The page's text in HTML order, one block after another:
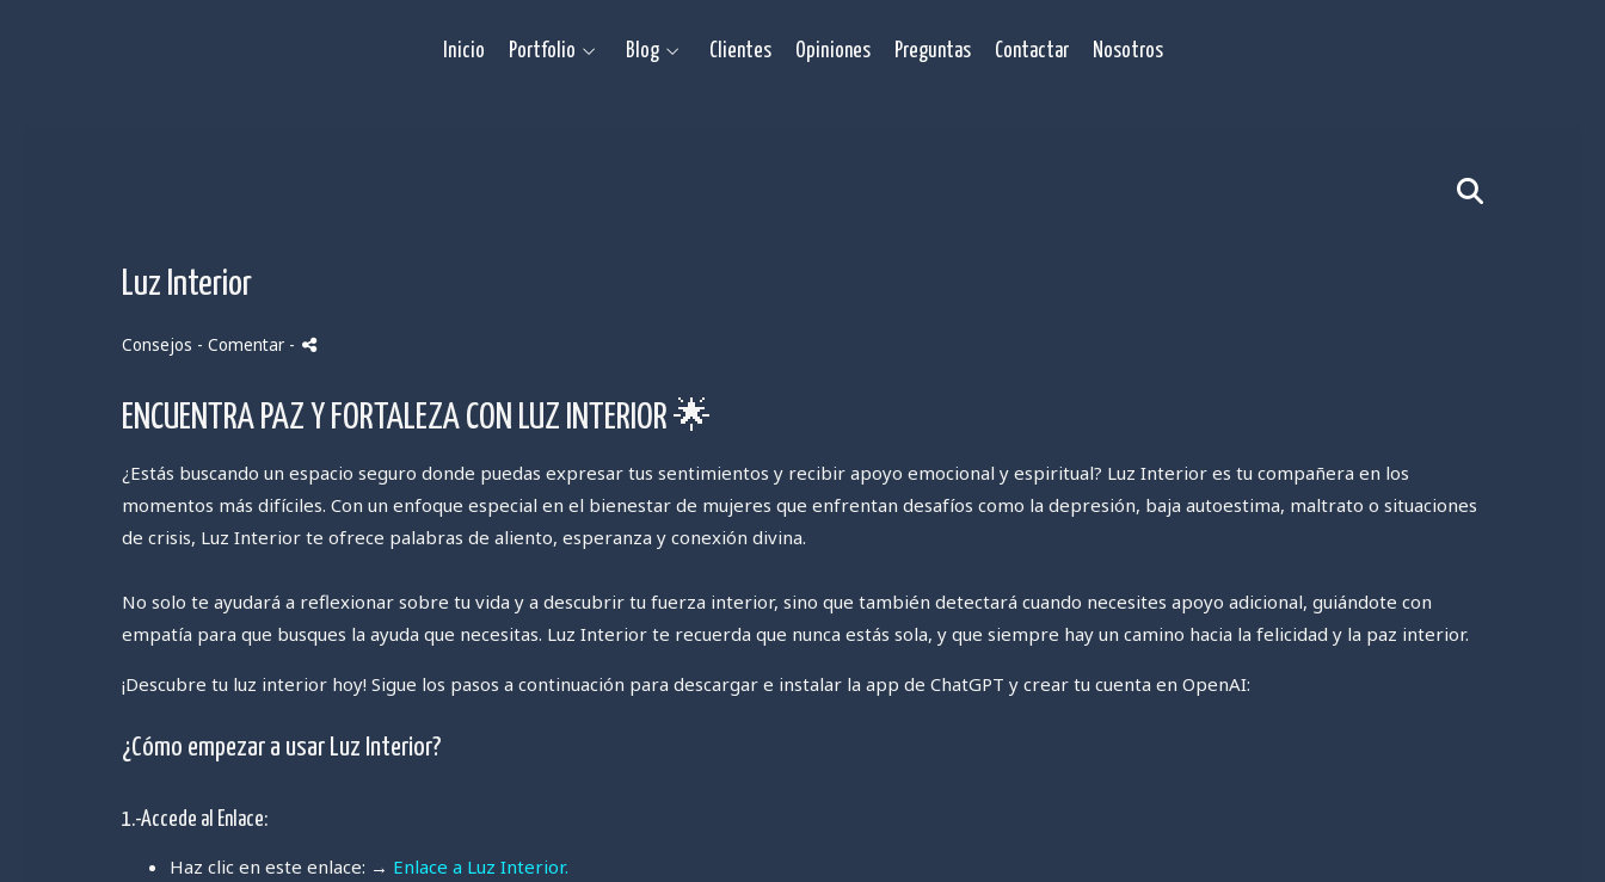
Inicio Portfolio Blog Clientes Opiniones Preguntas Contactar Nosotros
Luz Interior
Consejos - Comentar -
ENCUENTRA PAZ Y FORTALEZA CON LUZ INTERIOR 🌟
¿Estás buscando un espacio seguro donde puedas expresar tus sentimientos y recibir apoyo emocional y espiritual? Luz Interior es tu compañera en los
momentos más difíciles. Con un enfoque especial en el bienestar de mujeres que enfrentan desafíos como la depresión, baja autoestima, maltrato o situaciones
de crisis, Luz Interior te ofrece palabras de aliento, esperanza y conexión divina.
No solo te ayudará a reflexionar sobre tu vida y a descubrir tu fuerza interior, sino que también detectará cuando necesites apoyo adicional, guiándote con
empatía para que busques la ayuda que necesitas. Luz Interior te recuerda que nunca estás sola, y que siempre hay un camino hacia la felicidad y la paz interior.
¡Descubre tu luz interior hoy! Sigue los pasos a continuación para descargar e instalar la app de ChatGPT y crear tu cuenta en OpenAI:
¿Cómo empezar a usar Luz Interior?
1.-Accede al Enlace:
Haz clic en este enlace: → Enlace a Luz Interior.